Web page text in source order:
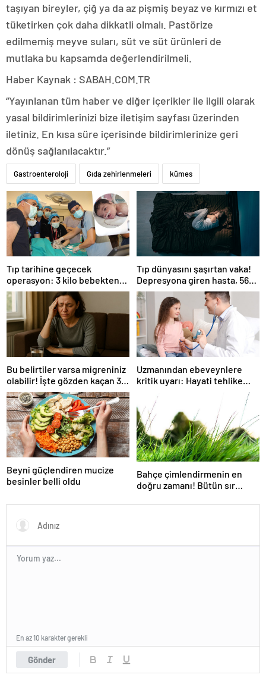
taşıyan bireyler, çiğ ya da az pişmiş beyaz ve kırmızı et
tüketirken çok daha dikkatli olmalı. Pastörize
edilmemiş meyve suları, süt ve süt ürünleri de
mutlaka bu kapsamda değerlendirilmeli.
Haber Kaynak : SABAH.COM.TR
“Yayınlanan tüm haber ve diğer içerikler ile ilgili olarak
yasal bildirimlerinizi bize iletişim sayfası üzerinden
iletiniz. En kısa süre içerisinde bildirimlerinize geri
dönüş sağlanılacaktır.”
Gastroenteroloji Gıda zehirlenmeleri kümes
Tıp tarihine geçecek
operasyon: 3 kilo bebekten
yarım kilo tümor çıktı
Tıp dünyasını şaşırtan vaka!
Depresyona giren hasta, 56
gün boyunca kesintisiz uyudu
Bu belirtiler varsa migreniniz
olabilir! İşte gözden kaçan 3
detay
Uzmanından ebeveynlere
kritik uyarı: Hayati tehlike
Beyni güçlendiren mucize
besinler belli oldu
Bahçe çimlendirmenin en
doğru zamanı! Bütün sır
Gönder
En az 10 karakter gerekli